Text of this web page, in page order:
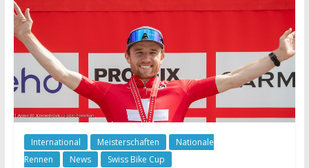
International Meisterschaften
Nationale
Rennen
News Swiss Bike Cup